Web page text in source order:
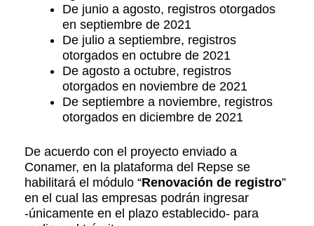
De junio a agosto, registros otorgados
en septiembre de 2021
De julio a septiembre, registros
otorgados en octubre de 2021
De agosto a octubre, registros
otorgados en noviembre de 2021
De septiembre a noviembre, registros
otorgados en diciembre de 2021
De acuerdo con el proyecto enviado a
Conamer, en la plataforma del Repse se
habilitará el módulo “Renovación de registro”
en el cual las empresas podrán ingresar
-únicamente en el plazo establecido- para